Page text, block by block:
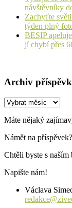
návštěvníky
Zachyťte
týden plný
BESIP
jí chybí přes
Archiv
Archiv
Máte nějaký
Námět na příspěvek?
Chtěli byste s naším
Napište nám!
Václava